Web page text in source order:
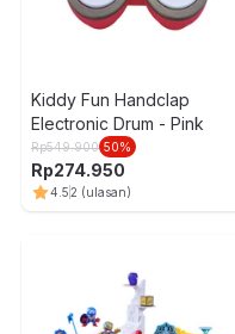
Kiddy Fun Handclap
Electronic Drum - Pink
Rp549.900 50%
Rp274.950
4.52 (ulasan)